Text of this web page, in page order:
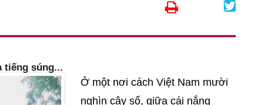
tiếng súng...
Ở một nơi cách Việt Nam mười
nghìn cây số, giữa cái nắng